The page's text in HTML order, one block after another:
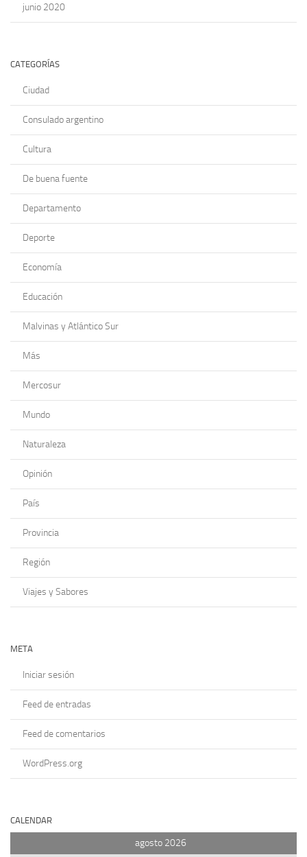
junio 2020
CATEGORÍAS
Ciudad
Consulado argentino
Cultura
De buena fuente
Departamento
Deporte
Economía
Educación
Malvinas y Atlántico Sur
Más
Mercosur
Mundo
Naturaleza
Opinión
País
Provincia
Región
Viajes y Sabores
META
Iniciar sesión
Feed de entradas
Feed de comentarios
WordPress.org
CALENDAR
agosto 2026